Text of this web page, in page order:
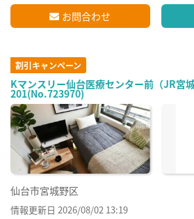
お問合わせ
割引キャンペーン
Kマンスリー仙台医療センター前（JR宮
201(No.723970)
仙台市宮城野区
情報更新日 2026/08/02 13:19